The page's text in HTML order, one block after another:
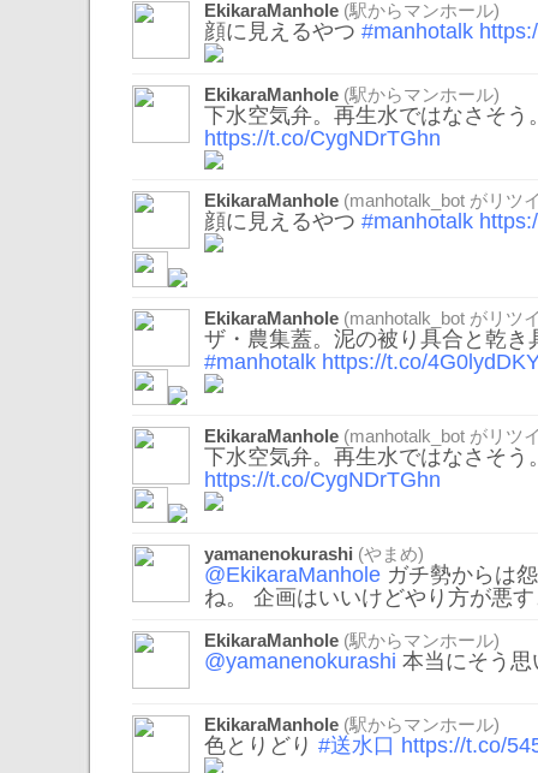
EkikaraManhole (駅からマンホール)
顔に見えるやつ #manhotalk
EkikaraManhole (駅からマンホール)
下水空気弁。再生水ではなさそ
https://t.co/CygNDrTGhn
EkikaraManhole (manhotalk_bot がリツ
顔に見えるやつ #manhotalk
EkikaraManhole (manhotalk_bot がリツ
ザ・農集蓋。泥の被り具合と乾き
#manhotalk https://t.co/
EkikaraManhole (manhotalk_bot がリツ
下水空気弁。再生水ではなさそ
https://t.co/CygNDrTGhn
yamanenokurashi (やまめ)
@EkikaraManhole ガチ勢からは
ね。 企画はいいけどやり方が悪
EkikaraManhole (駅からマンホール)
@yamanenokurashi 本当にそう思
EkikaraManhole (駅からマンホール)
色とりどり #送水口 https://t.co/